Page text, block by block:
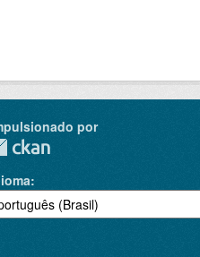
por